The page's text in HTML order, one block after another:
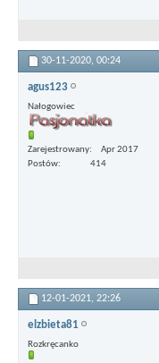
30-11-2020, 00:24
agus123
Nałogowiec
Zarejestrowany
Apr 2017
Postów
414
12-01-2021, 22:26
elzbieta81
Rozkręcanko